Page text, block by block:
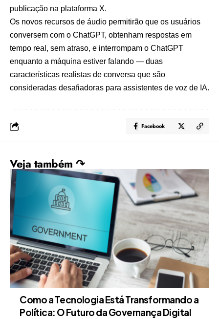
publicação na plataforma X.
Os novos recursos de áudio permitirão que os usuários
conversem com o ChatGPT, obtenham respostas em
tempo real, sem atraso, e interrompam o ChatGPT
enquanto a máquina estiver falando — duas
características realistas de conversa que são
consideradas desafiadoras para assistentes de voz de IA.
Facebook
Veja também ↷
Como a Tecnologia Está Transformando a
Política: O Futuro da Governança Digital